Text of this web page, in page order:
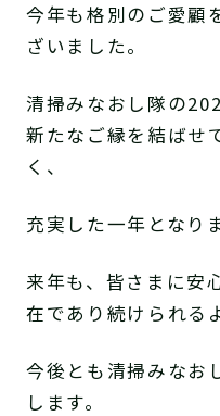
今年も格別のご愛顧
ざいました。
清掃みなおし隊の
新たなご縁を結ばせ
く、
充実した一年となり
来年も、皆さまに安
在であり続けられる
今後とも清掃みなお
します。